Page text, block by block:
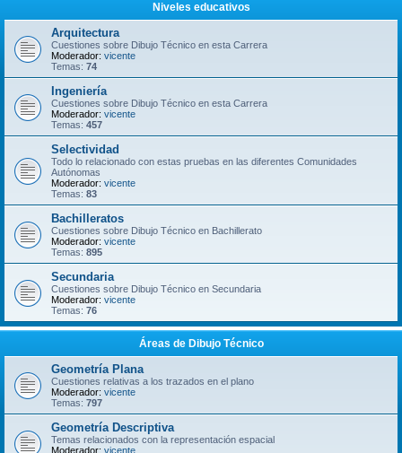
Niveles educativos
Arquitectura
Cuestiones sobre Dibujo Técnico en esta Carrera
Moderador: vicente
Temas: 74
Ingeniería
Cuestiones sobre Dibujo Técnico en esta Carrera
Moderador: vicente
Temas: 457
Selectividad
Todo lo relacionado con estas pruebas en las diferentes Comunidades
Autónomas
Moderador: vicente
Temas: 83
Bachilleratos
Cuestiones sobre Dibujo Técnico en Bachillerato
Moderador: vicente
Temas: 895
Secundaria
Cuestiones sobre Dibujo Técnico en Secundaria
Moderador: vicente
Temas: 76
Áreas de Dibujo Técnico
Geometría Plana
Cuestiones relativas a los trazados en el plano
Moderador: vicente
Temas: 797
Geometría Descriptiva
Temas relacionados con la representación espacial
Moderador: vicente